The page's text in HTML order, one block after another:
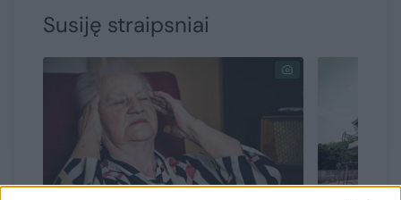
Susiję straipsniai